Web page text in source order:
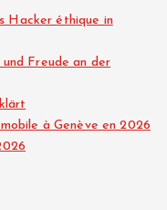
Hacker éthique in
Freude an der
à Genève en 2026